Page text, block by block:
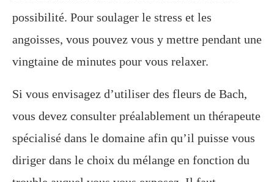
possibilité. Pour soulager le stress et les
angoisses, vous pouvez vous y mettre pendant une
vingtaine de minutes pour vous relaxer.
Si vous envisagez d’utiliser des fleurs de Bach,
vous devez consulter préalablement un thérapeute
spécialisé dans le domaine afin qu’il puisse vous
diriger dans le choix du mélange en fonction du